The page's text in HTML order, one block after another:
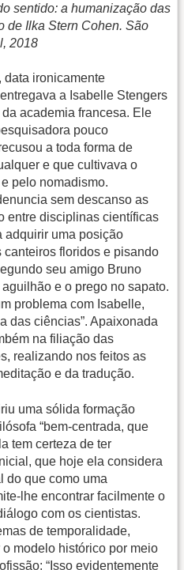
sentido: a humanização das
de Ilka Stern Cohen. São
2018
data ironicamente
a Isabelle Stengers
academia francesa. Ele
pouco
a toda forma de
e que cultivava o
pelo nomadismo.
sem descanso as
entre disciplinas científicas
adquirir uma posição
floridos e pisando
seu amigo Bruno
e o prego no sapato.
problema com Isabelle,
das ciências”. Apaixonada
na filiação das
realizando nos feitos as
e da tradução.
uma sólida formação
“bem-centrada, que
tem certeza de ter
que hoje ela considera
do que como uma
lhe encontrar facilmente o
com os cientistas.
de temporalidade,
modelo histórico por meio
“Isso evidentemente